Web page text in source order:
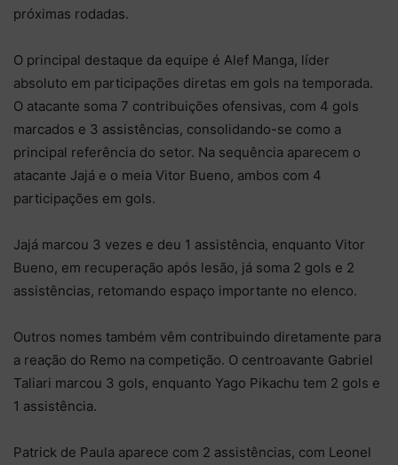
próximas rodadas.
O principal destaque da equipe é Alef Manga, líder
absoluto em participações diretas em gols na temporada.
O atacante soma 7 contribuições ofensivas, com 4 gols
marcados e 3 assistências, consolidando-se como a
principal referência do setor. Na sequência aparecem o
atacante Jajá e o meia Vitor Bueno, ambos com 4
participações em gols.
Jajá marcou 3 vezes e deu 1 assistência, enquanto Vitor
Bueno, em recuperação após lesão, já soma 2 gols e 2
assistências, retomando espaço importante no elenco.
Outros nomes também vêm contribuindo diretamente para
a reação do Remo na competição. O centroavante Gabriel
Taliari marcou 3 gols, enquanto Yago Pikachu tem 2 gols e
1 assistência.
Patrick de Paula aparece com 2 assistências, com Leonel